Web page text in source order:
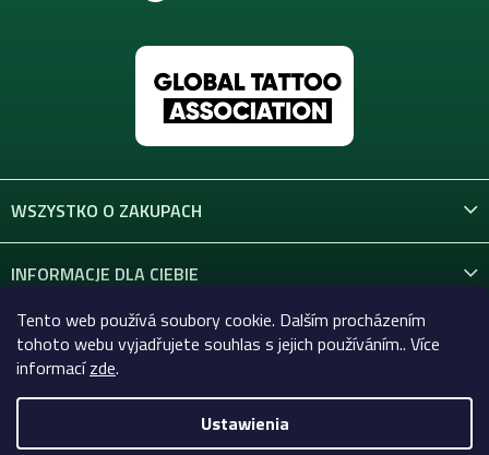
Tento web používá soubory cookie. Dalším procházením
tohoto webu vyjadřujete souhlas s jejich používáním.. Více
informacízde.
Ustawienia
WSZYSTKO O ZAKUPACH
INFORMACJE DLA CIEBIE
KONTAKT